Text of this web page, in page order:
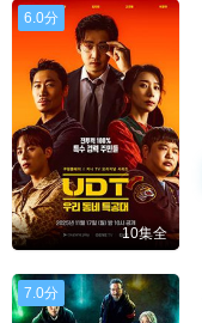
6.0分
10集全
7.0分